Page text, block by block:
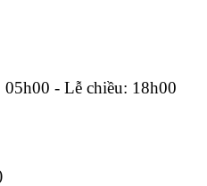
- Lễ chiều: 18h00